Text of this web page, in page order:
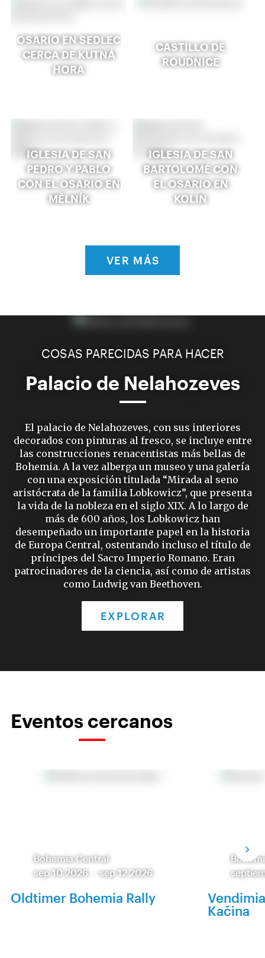
OSARIO EN SEDLEC
CERCA DE KUTNÁ
HORA
CASTILLO DE
ROUDNICE
IGLESIA DE SAN
PEDRO Y PABLO
CON EL OSARIO EN
MĚLNÍK
IGLESIA DE SAN
BARTOLOMÉ CON
EL OSARIO EN
KOLÍN
VER MÁS
COSAS PARECIDAS PARA HACER
Palacio de Nelahozeves
El palacio de Nelahozeves, con sus interiores
decorados con pinturas al fresco, se incluye entre
las construcciones renacentistas más bellas de
Bohemia. A la vez alberga un museo y una galería
con una exposición titulada “Mirada al seno
aristócrata de la familia Lobkowicz”, que presenta
la vida de la nobleza en el siglo XIX. A lo largo de
más de 600 años, los Lobkowicz han
desempeñado un importante papel en la historia
de Europa Central, ostentando incluso el título de
príncipes del Sacro Imperio Romano. Eran
patrocinadores de la ciencia, así como de artistas
como Ludwig van Beethoven.
EXPLORAR
Eventos cercanos
Bohemia Central
sep 10 2026
-sep 12 2026
Oldtimer Bohemia Rally
Kačina